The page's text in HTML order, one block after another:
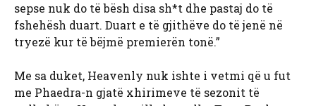
sepse nuk do të bësh disa sh*t dhe pastaj do të
fshehësh duart. Duart e të gjithëve do të jenë në
tryezë kur të bëjmë premierën tonë.”
Me sa duket, Heavenly nuk ishte i vetmi që u fut
me Phaedra-n gjatë xhirimeve të sezonit të